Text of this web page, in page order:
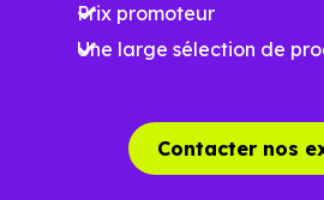
Prix promoteur
Une large sélection de
Contacter nos